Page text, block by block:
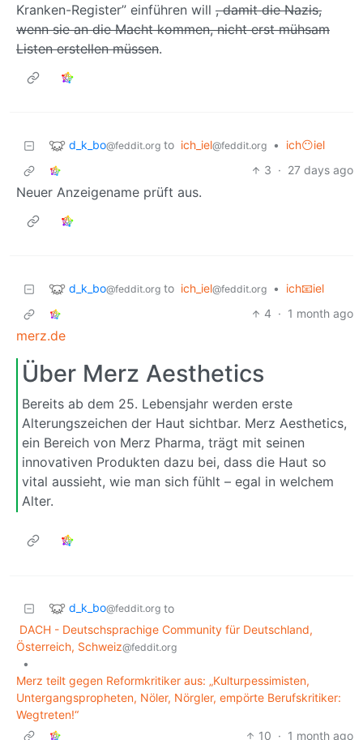
Kranken-Register” einführen will , damit die Nazis,
wenn sie an die Macht kommen, nicht erst mühsam
Listen erstellen müssen.
d_k_bo@feddit.org to ich_iel@feddit.org •
ich😶iel
3 · 27 days ago
Neuer Anzeigename prüft aus.
d_k_bo@feddit.org to ich_iel@feddit.org •
ich📧iel
4 · 1 month ago
merz.de
Über Merz Aesthetics
Bereits ab dem 25. Lebensjahr werden erste
Alterungszeichen der Haut sichtbar. Merz Aesthetics,
ein Bereich von Merz Pharma, trägt mit seinen
innovativen Produkten dazu bei, dass die Haut so
vital aussieht, wie man sich fühlt – egal in welchem
Alter.
d_k_bo@feddit.org to
DACH - Deutschsprachige Community für Deutschland,
Österreich, Schweiz@feddit.org
•
Merz teilt gegen Reformkritiker aus: „Kulturpessimisten,
Untergangspropheten, Nöler, Nörgler, empörte Berufskritiker:
Wegtreten!“
10 · 1 month ago